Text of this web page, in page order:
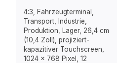
4:3, Fahrzeugterminal,
Transport, Industrie,
Produktion, Lager, 26,4 cm
(10,4 Zoll), projiziert-
kapazitiver Touchscreen,
1024 x 768 Pixel, 12